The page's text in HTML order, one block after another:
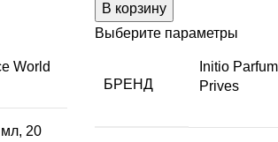
World
, 20
В корзину
Выберите параметры
БРЕНД
Initio
Prives